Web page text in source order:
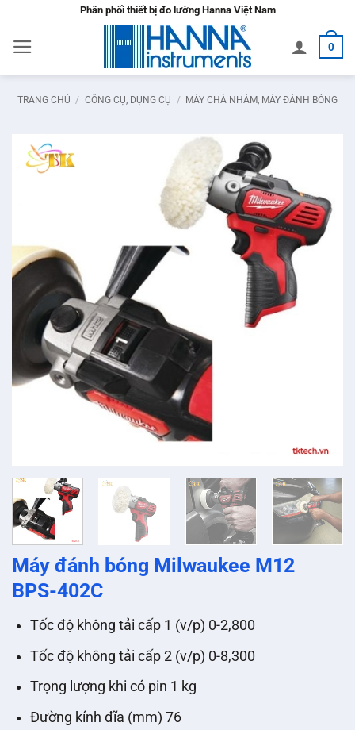
nội
dung
Phân phối thiết bị đo lường Hanna Việt Nam
0
TRANG CHỦ / CÔNG CỤ, DỤNG CỤ / MÁY CHÀ NHÁM, MÁY ĐÁNH BÓNG
Máy đánh bóng Milwaukee M12
BPS-402C
Tốc độ không tải cấp 1 (v/p) 0-2,800
Tốc độ không tải cấp 2 (v/p) 0-8,300
Trọng lượng khi có pin 1 kg
Đường kính đĩa (mm) 76